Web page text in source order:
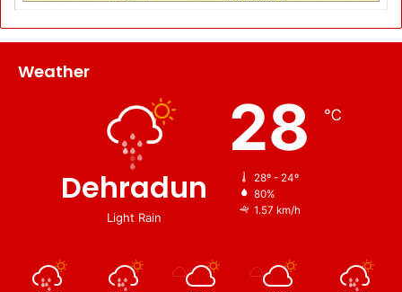
Weather
Dehradun
Light Rain
28 ℃
28º - 24º
80%
1.57 km/h